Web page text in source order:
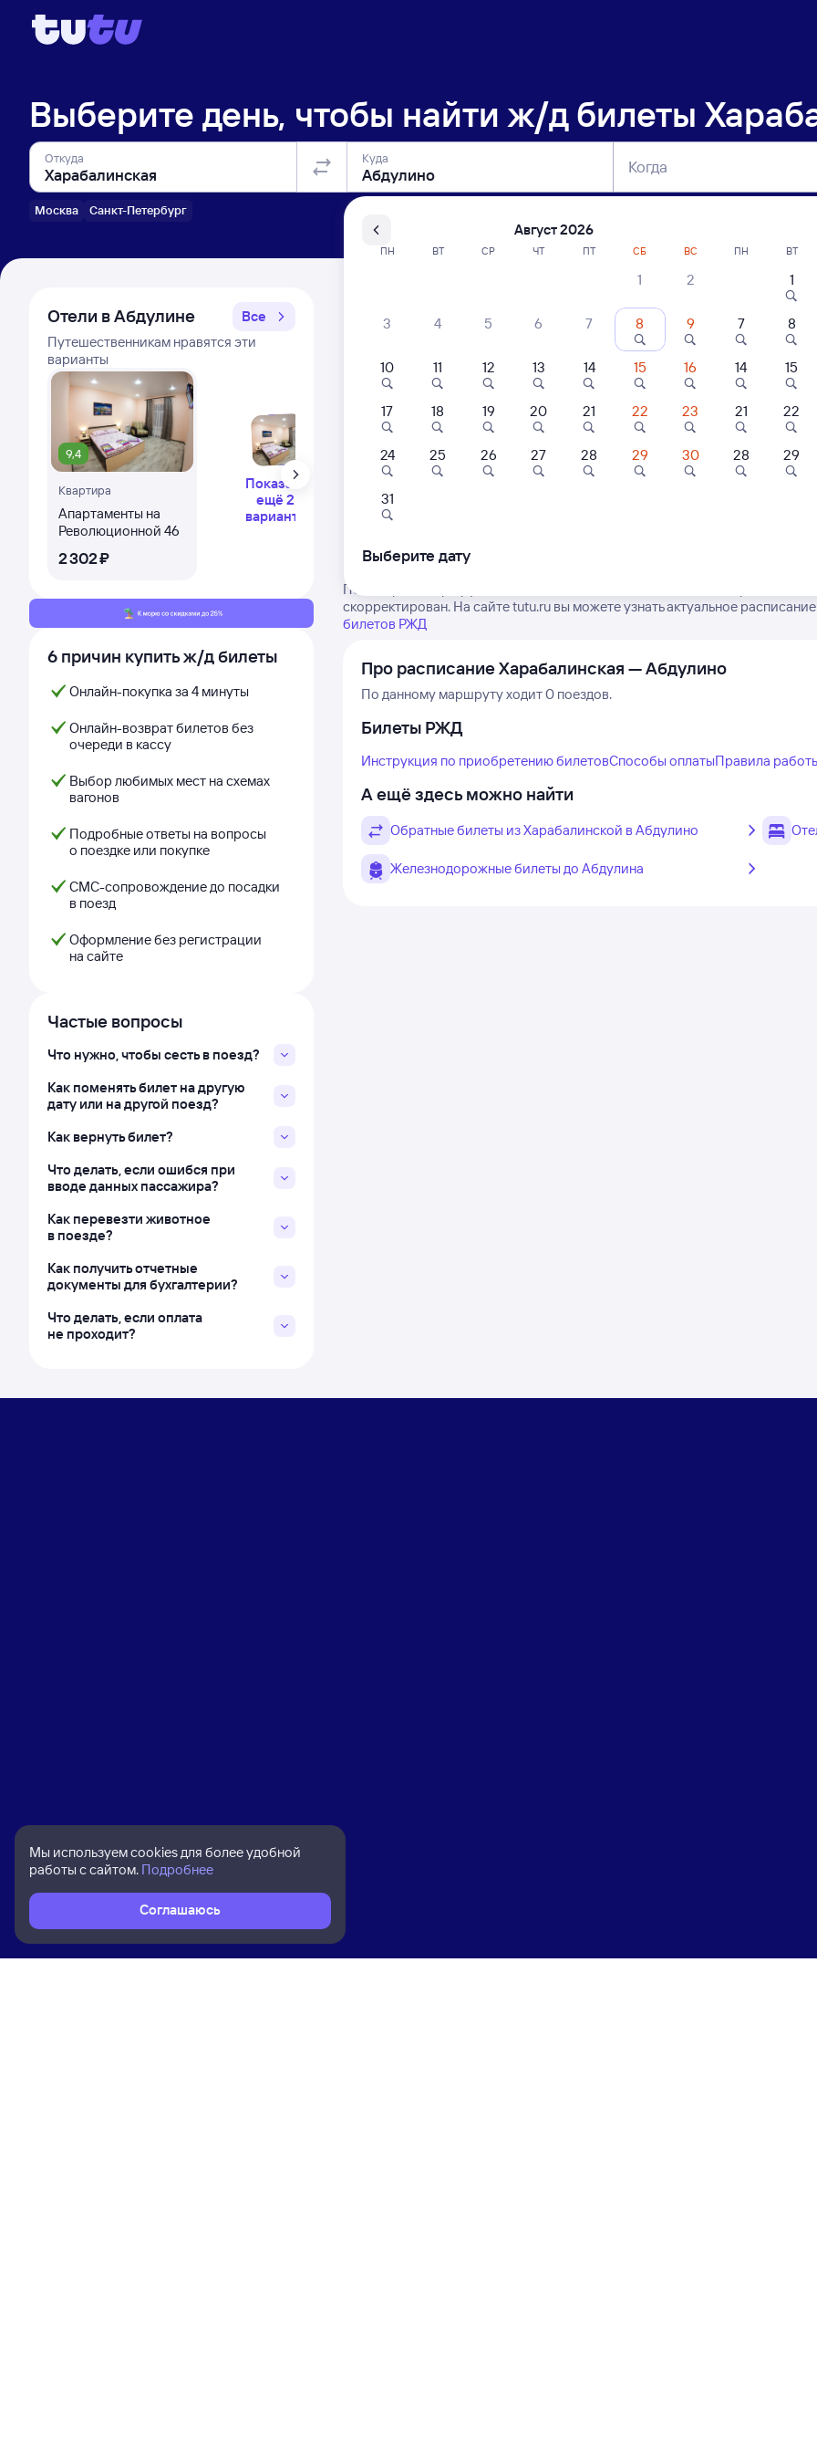
Выберите день, чтобы найти ж/д билеты
Откуда
Москва Санкт-Петербург
Куда Когда
Отели в Абдулине
Все
Путешественникам нравятся эти
варианты
9,4
Квартира
Апартаменты на
Революционной 46
2 ⁠302 ⁠₽
Показать
ещё 2
варианта
6 причин купить ж/д билеты
Онлайн-покупка за 4 минуты
Онлайн-возврат билетов без
очереди в кассу
Выбор любимых мест на схемах
вагонов
Подробные ответы на вопросы
о поездке или покупке
СМС-сопровождение до посадки
в поезд
Оформление без регистрации
на сайте
Частые вопросы
Что нужно, чтобы сесть в поезд?
Как поменять билет на другую
дату или на другой поезд?
Как вернуть билет?
Что делать, если ошибся при
вводе данных пассажира?
Как перевезти животное
в поезде?
Как получить отчетные
документы для бухгалтерии?
Что делать, если оплата
не проходит?
Расписание поездов Харабалинская —
Нет рейсов по
Посмотрите маршрут поездов дальнего следования РЖД из
скорректирован. На сайте tutu.ru вы можете узнать актуальное
билетов РЖД
Про расписание Харабалинская — Абдулино
По данному маршруту ходит 0 поездов.
Билеты РЖД
Инструкция по приобретению билетовСпособы оплатыПравила
А ещё здесь можно найти
Обратные билеты из Харабалинской в Абдулино
Железнодорожные билеты до Абдулина
Мы используем cookies для более удобной
работы с сайтом. Подробнее
Соглашаюсь
Август 2026
ПН ВТ СР ЧТ ПТ СБ ВС
1 2
3 4 5 6 7 8 9
10 11 12 13 14 15 16
17 18 19 20 21 22 23
24 25 26 27 28 29 30
31
ПН ВТ
1
7 8
14 15
21 22
28 29
Выберите дату